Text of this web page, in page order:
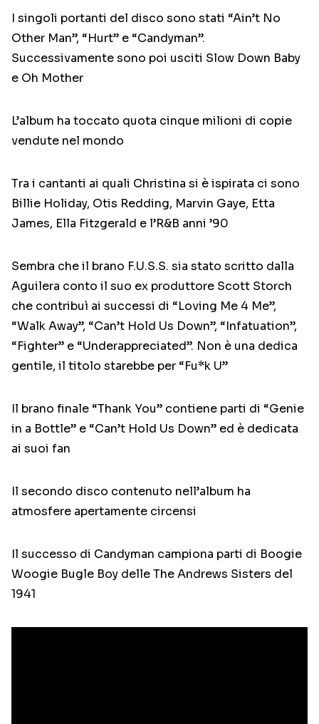
I singoli portanti del disco sono stati “Ain’t No
Other Man”, “Hurt” e “Candyman”.
Successivamente sono poi usciti Slow Down Baby
e Oh Mother
L’album ha toccato quota cinque milioni di copie
vendute nel mondo
Tra i cantanti ai quali Christina si è ispirata ci sono
Billie Holiday, Otis Redding, Marvin Gaye, Etta
James, Ella Fitzgerald e l’R&B anni ’90
Sembra che il brano F.U.S.S. sia stato scritto dalla
Aguilera conto il suo ex produttore Scott Storch
che contribuì ai successi di “Loving Me 4 Me”,
“Walk Away”, “Can’t Hold Us Down”, “Infatuation”,
“Fighter” e “Underappreciated”. Non è una dedica
gentile, il titolo starebbe per “Fu*k U”
Il brano finale “Thank You” contiene parti di “Genie
in a Bottle” e “Can’t Hold Us Down” ed è dedicata
ai suoi fan
Il secondo disco contenuto nell’album ha
atmosfere apertamente circensi
Il successo di Candyman campiona parti di Boogie
Woogie Bugle Boy delle The Andrews Sisters del
1941